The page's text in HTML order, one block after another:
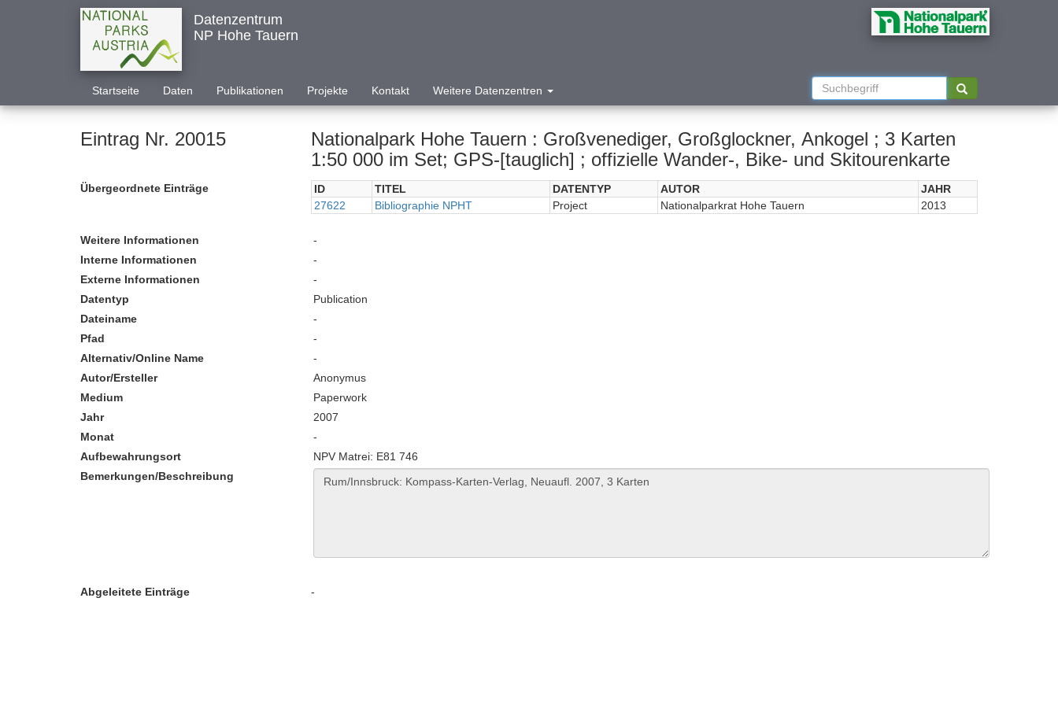
Datenzentrum
NP Hohe Tauern
Startseite Daten Publikationen Projekte Kontakt Weitere Datenzentren
Eintrag Nr. 20015
Nationalpark Hohe Tauern : Großvenediger, Großglockner, Ankogel ; 3 Karten
1:50 000 im Set; GPS-[tauglich] ; offizielle Wander-, Bike- und Skitourenkarte
Übergeordnete Einträge ID TITEL DATENTYP AUTOR
JAHR
27622
Bibliographie NPHT Project Nationalparkrat Hohe Tauern 2013
Weitere Informationen
-
Interne Informationen
-
Externe Informationen
-
Datentyp
Publication
Dateiname
-
Pfad
-
Alternativ/Online Name
-
Autor/Ersteller
Anonymus
Medium
Paperwork
Jahr
2007
Monat
-
Aufbewahrungsort
NPV Matrei: E81 746
Bemerkungen/Beschreibung
Abgeleitete Einträge -